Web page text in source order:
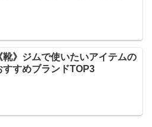
靴》ジムで使いたいアイテムの
すすめブランドTOP3